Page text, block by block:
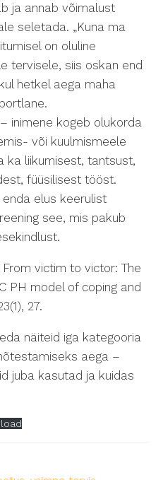
ja annab võimalust
seletada. „Kuna ma
on oluline
tervisele, siis oskan end
hetkel aega maha
– inimene kogeb olukorda
või kuulmismeele
ka liikumisest, tantsust,
füüsilisest tööst.
elus keerulist
see, mis pakub
From victim to victor: The
PH model of coping and
27.
näiteid iga kategooria
aega –
juba kasutad ja kuidas